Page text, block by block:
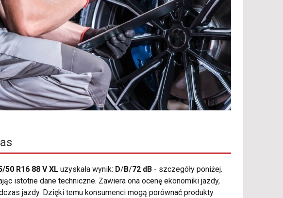
50 R16 88 V XL uzyskała wynik: D/ B/72 dB - szczegóły poniżej.
istotne dane techniczne. Zawiera ona ocenę ekonomiki jazdy,
jazdy. Dzięki temu konsumenci mogą porównać produkty